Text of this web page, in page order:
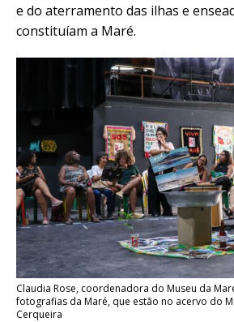
e do aterramento das ilhas e
constituíam a Maré.
Claudia Rose, coordenadora do Museu da
fotografias da Maré, que estão no acervo do
Cerqueira